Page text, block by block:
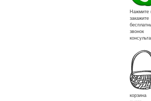
Нажмите
закажите
звонок
корзина